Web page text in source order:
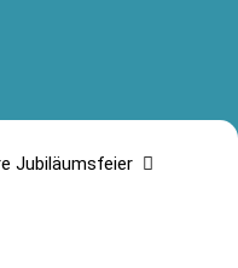
Jubiläumsfeier